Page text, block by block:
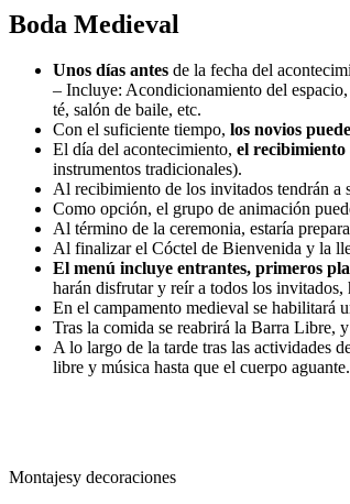
Boda Medieval
Unos días antes de la fecha del
– Incluye: Acondicionamiento del espacio,
té, salón de baile, etc.
Con el suficiente tiempo, los novios
El día del acontecimiento, el recibimiento
instrumentos tradicionales).
Al recibimiento de los invitados tendrán a
Como opción, el grupo de animación
Al término de la ceremonia, estaría
Al finalizar el Cóctel de Bienvenida y la
El menú incluye entrantes, primeros
harán disfrutar y reír a todos los
En el campamento medieval se habilitará
Tras la comida se reabrirá la Barra Libre, y
A lo largo de la tarde tras las actividades
libre y música hasta que el cuerpo aguante.
Montajesy decoraciones